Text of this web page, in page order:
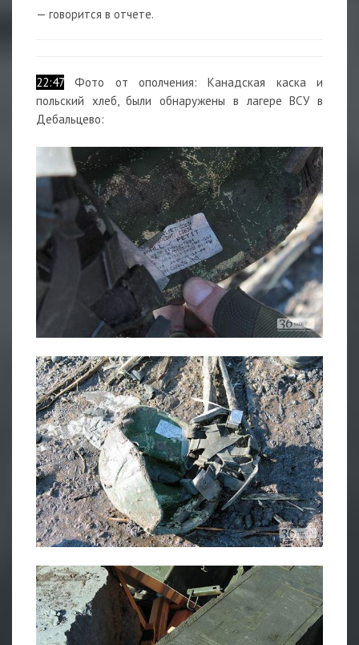
— говорится в отчете.
22:47 Фото от ополчения: Канадская каска и
польский хлеб, были обнаружены в лагере ВСУ в
Дебальцево: